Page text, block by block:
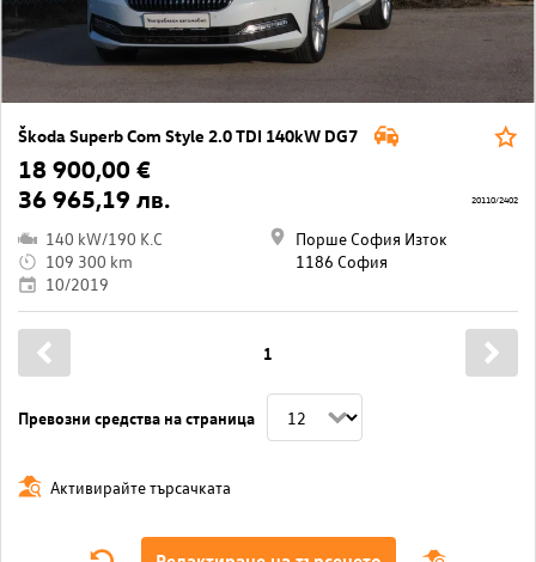
Škoda Superb Com Style 2.0 TDI 140kW DG7
18 900,00 €
36 965,19 лв.
140 kW/190 K.C
109 300 km
10/2019
Порше София Изток
1186 София
20110/2402
Превозни средства на страница
1
Активирайте търсачката